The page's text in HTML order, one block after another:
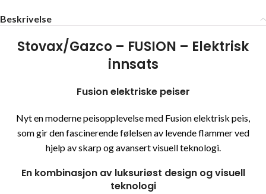
Beskrivelse
Stovax/Gazco – FUSION – Elektrisk
innsats
Fusion elektriske peiser
Nyt en moderne peisopplevelse med Fusion elektrisk peis,
som gir den fascinerende følelsen av levende flammer ved
hjelp av skarp og avansert visuell teknologi.
En kombinasjon av luksuriøst design og visuell
teknologi